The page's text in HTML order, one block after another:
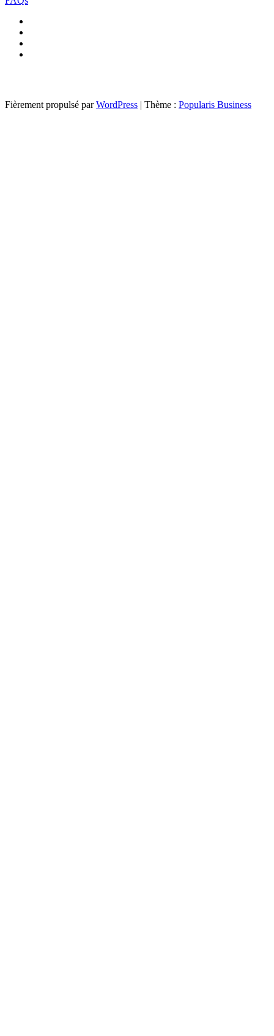
Fièrement propulsé parWordPress | Thème : Popularis Business